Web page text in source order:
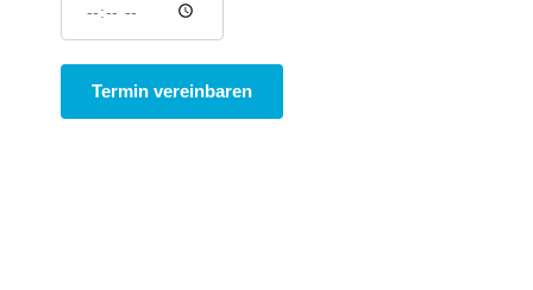
Termin vereinbaren